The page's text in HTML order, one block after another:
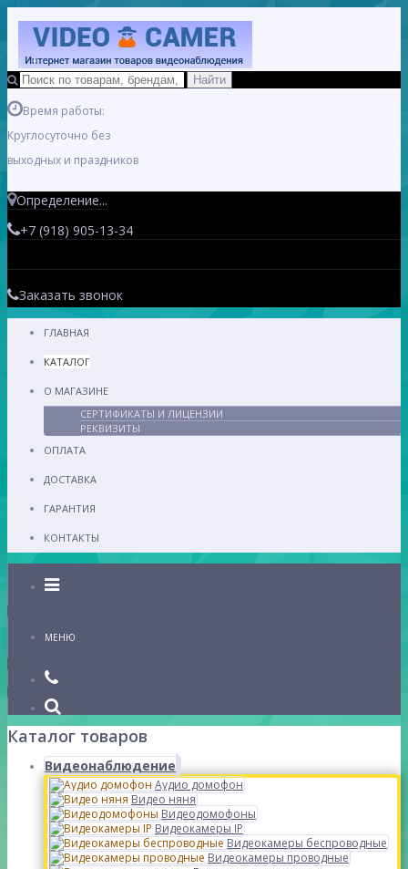
Время работы:
Круглосуточно без
выходных и праздников
Определение...
+7 (918) 905-13-34
Заказать звонок
ГЛАВНАЯ
КАТАЛОГ
О МАГАЗИНЕ
СЕРТИФИКАТЫ И ЛИЦЕНЗИИ
РЕКВИЗИТЫ
ОПЛАТА
ДОСТАВКА
ГАРАНТИЯ
КОНТАКТЫ
Каталог
МЕНЮ
Каталог товаров
Видеонаблюдение
Аудио домофон
Видео няня
Видеодомофоны
Видеокамеры IP
Видеокамеры беспроводные
Видеокамеры проводные